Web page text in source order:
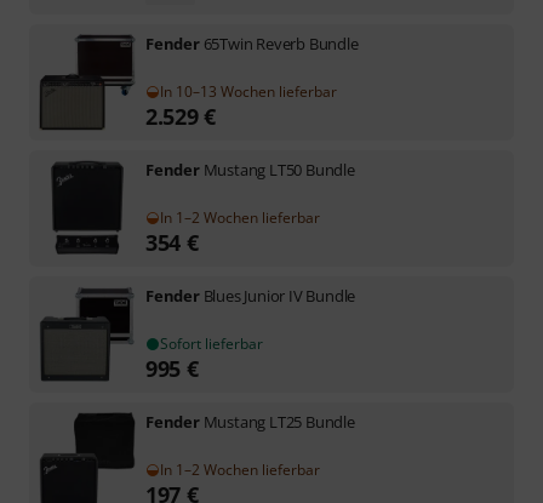
Fender 65Twin Reverb Bundle
In 10–13 Wochen lieferbar
2.529€
Fender Mustang LT50 Bundle
In 1–2 Wochen lieferbar
354 €
Fender Blues Junior IV Bundle
Sofort lieferbar
995 €
Fender Mustang LT25 Bundle
In 1–2 Wochen lieferbar
197 €